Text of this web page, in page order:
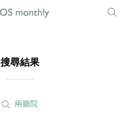
搜尋結果
兩廳院